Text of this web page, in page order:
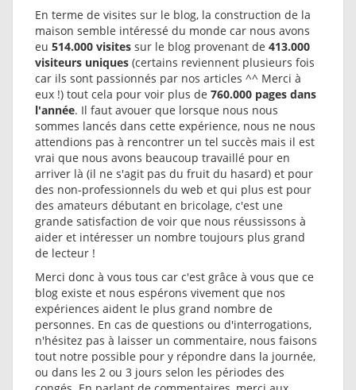
En terme de visites sur le blog, la construction de la
maison semble intéressé du monde car nous avons
eu 514.000 visites sur le blog provenant de 413.000
visiteurs uniques (certains reviennent plusieurs fois
car ils sont passionnés par nos articles ^^ Merci à
eux !) tout cela pour voir plus de 760.000 pages dans
l'année. Il faut avouer que lorsque nous nous
sommes lancés dans cette expérience, nous ne nous
attendions pas à rencontrer un tel succès mais il est
vrai que nous avons beaucoup travaillé pour en
arriver là (il ne s'agit pas du fruit du hasard) et pour
des non-professionnels du web et qui plus est pour
des amateurs débutant en bricolage, c'est une
grande satisfaction de voir que nous réussissons à
aider et intéresser un nombre toujours plus grand
de lecteur !
Merci donc à vous tous car c'est grâce à vous que ce
blog existe et nous espérons vivement que nos
expériences aident le plus grand nombre de
personnes. En cas de questions ou d'interrogations,
n'hésitez pas à laisser un commentaire, nous faisons
tout notre possible pour y répondre dans la journée,
ou dans les 2 ou 3 jours selon les périodes des